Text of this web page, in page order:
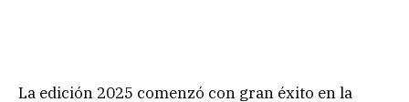
La edición 2025 comenzó con gran éxito en la